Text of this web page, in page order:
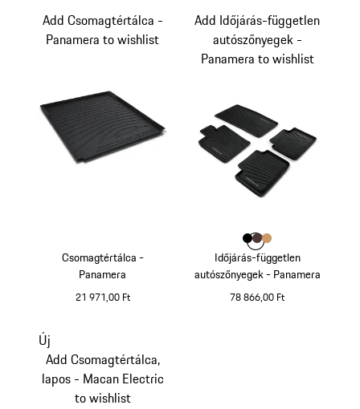
Csomagtértálca -
Panamera
21 971,00 Ft
Add Csomagtértálca -
Panamera to wishlist
Időjárás-független
autószőnyegek - Panamera
78 866,00 Ft
Add Időjárás-független
autószőnyegek -
Panamera to wishlist
Szín
Színfekete
SzínSzín
Új
Add Csomagtértálca,
lapos - Macan Electric
to wishlist